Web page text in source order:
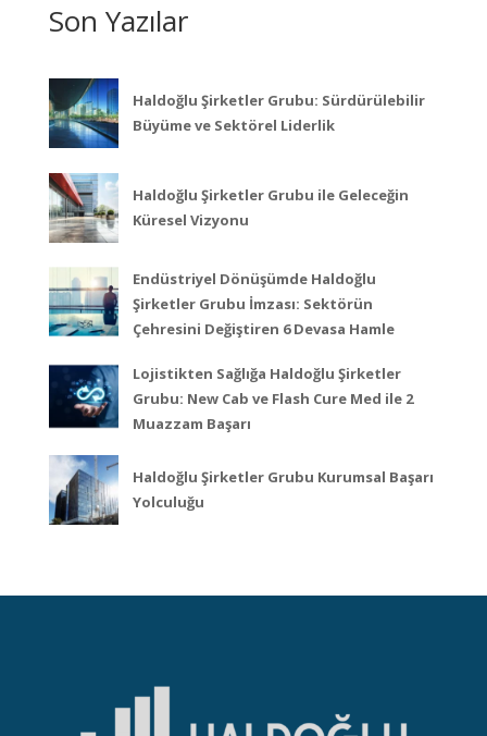
Son Yazılar
Haldoğlu Şirketler Grubu: Sürdürülebilir
Büyüme ve Sektörel Liderlik
Haldoğlu Şirketler Grubu ile Geleceğin
Küresel Vizyonu
Endüstriyel Dönüşümde Haldoğlu
Şirketler Grubu İmzası: Sektörün
Çehresini Değiştiren 6 Devasa Hamle
Lojistikten Sağlığa Haldoğlu Şirketler
Grubu: New Cab ve Flash Cure Med ile 2
Muazzam Başarı
Haldoğlu Şirketler Grubu Kurumsal Başarı
Yolculuğu